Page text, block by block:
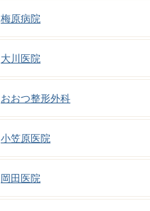
梅原病院
大川医院
おおつ整形外科
小笠原医院
岡田医院